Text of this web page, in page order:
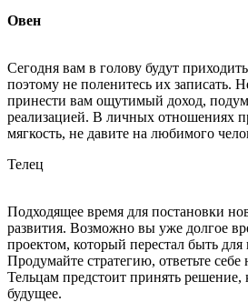
Овен
Сегодня вам в голову будут
поэтому не поленитесь их записать.
принести вам ощутимый доход,
реализацией. В личных отношениях
мягкость, не давите на любимого
Телец
Подходящее время для постановки
развития. Возможно вы уже долгое
проектом, который перестал быть для
Продумайте стратегию, ответьте
Тельцам предстоит принять решение,
будущее.